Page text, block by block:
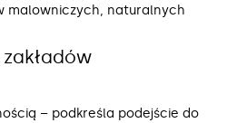
malowniczych, naturalnych
– podkreśla podejście do